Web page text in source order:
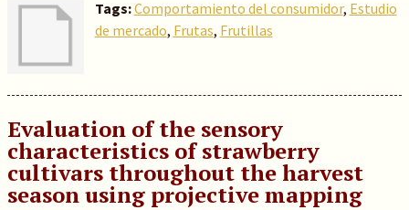
Tags:Comportamiento del consumidor, Estudio
de mercado, Frutas, Frutillas
Evaluation of the sensory
characteristics of strawberry
cultivars throughout the harvest
season using projective mapping